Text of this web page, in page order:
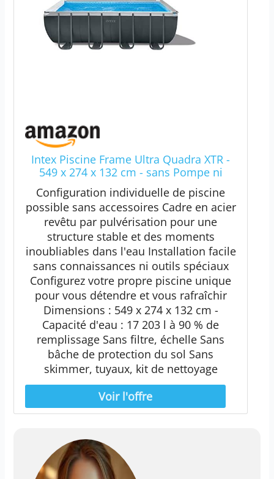
Intex Piscine Frame Ultra Quadra XTR -
549 x 274 x 132 cm - sans Pompe ni
Accessoires
Configuration individuelle de piscine
possible sans accessoires Cadre en acier
revêtu par pulvérisation pour une
structure stable et des moments
inoubliables dans l'eau Installation facile
sans connaissances ni outils spéciaux
Configurez votre propre piscine unique
pour vous détendre et vous rafraîchir
Dimensions : 549 x 274 x 132 cm -
Capacité d'eau : 17 203 l à 90 % de
remplissage Sans filtre, échelle Sans
bâche de protection du sol Sans
skimmer, tuyaux, kit de nettoyage